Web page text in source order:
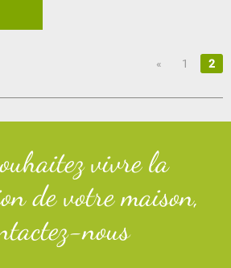
« 1 2
vivre la
de votre maison,
nous